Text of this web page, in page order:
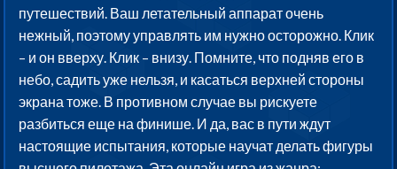
путешествий. Ваш летательный аппарат очень
нежный, поэтому управлять им нужно осторожно. Клик
– и он вверху. Клик – внизу. Помните, что подняв его в
небо, садить уже нельзя, и касаться верхней стороны
экрана тоже. В противном случае вы рискуете
разбиться еще на финише. И да, вас в пути ждут
настоящие испытания, которые научат делать фигуры